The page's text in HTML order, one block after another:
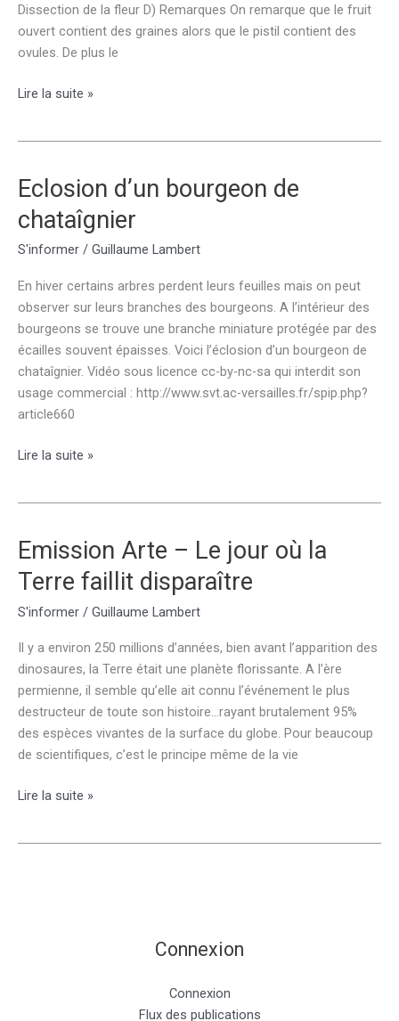
Dissection de la fleur D) Remarques On remarque que le fruit
ouvert contient des graines alors que le pistil contient des
ovules. De plus le
Comment
fleurs
produisent-
elles
leurs
?
Lire la suite »
Eclosion d’un bourgeon de
chataîgnier
S'informer / Guillaume Lambert
En hiver certains arbres perdent leurs feuilles mais on peut
observer sur leurs branches des bourgeons. A l’intérieur des
bourgeons se trouve une branche miniature protégée par des
écailles souvent épaisses. Voici l’éclosion d’un bourgeon de
chataîgnier. Vidéo sous licence cc-by-nc-sa qui interdit son
usage commercial : http://www.svt.ac-versailles.fr/spip.php?
article660
Eclosion
chataîgnier
Lire la suite »
Emission Arte – Le jour où la
Terre faillit disparaître
S'informer / Guillaume Lambert
Il y a environ 250 millions d’années, bien avant l’apparition des
dinosaures, la Terre était une planète florissante. A l’ère
permienne, il semble qu’elle ait connu l’événement le plus
destructeur de toute son histoire…rayant brutalement 95%
des espèces vivantes de la surface du globe. Pour beaucoup
de scientifiques, c’est le principe même de la vie
Emission
Lire la suite »
Connexion
Connexion
Flux des publications